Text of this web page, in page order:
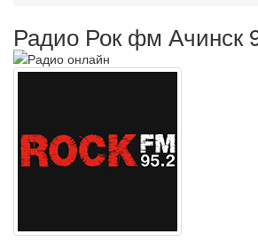
Радио Рок фм Ачинск